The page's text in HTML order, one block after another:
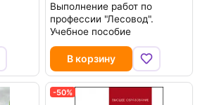
Выполнение работ по
профессии "Лесовод".
Учебное пособие
В корзину
-50%